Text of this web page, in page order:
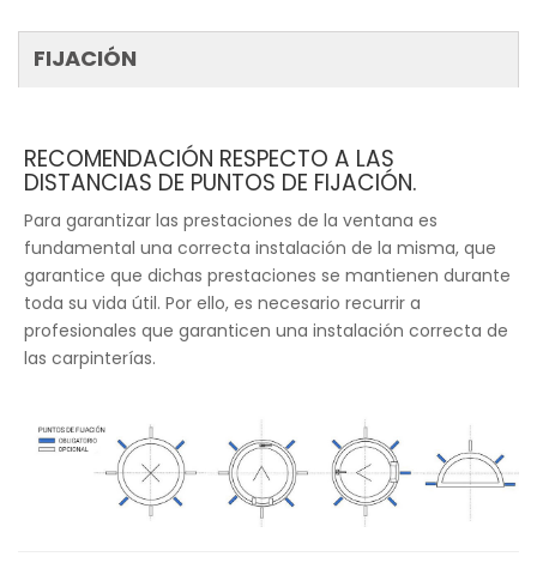
FIJACIÓN
RECOMENDACIÓN RESPECTO A LAS
DISTANCIAS DE PUNTOS DE FIJACIÓN.
Para garantizar las prestaciones de la ventana es
fundamental una correcta instalación de la misma, que
garantice que dichas prestaciones se mantienen durante
toda su vida útil. Por ello, es necesario recurrir a
profesionales que garanticen una instalación correcta de
las carpinterías.